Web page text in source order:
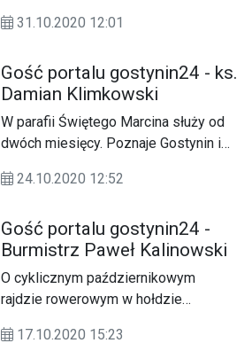
Operacja to jedyny ratunek przed
mogą&nbsp;jej odebrać nie tylko
sprawność ale i życie. Rozmawiamy z
mamą chorej dziewczynki Żanetą
Szymczak, jednocześnie prosząc o
wsparcie finansowe na stronie
internetowej siepomaga. Podajemy
tradycyjnego: 89 2490 0005 0000
4530 6240 7892. Każda złotówka mile
31.10.2020 12:01
Gość portalu gostynin24 - ks.
Damian Klimkowski
W parafii Świętego Marcina służy od
dwóch miesięcy. Poznaje Gostynin i
Damianem Klimkowskim rozmawia
24.10.2020 12:52
Gość portalu gostynin24 -
Burmistrz Paweł Kalinowski
O cyklicznym październikowym
rajdzie rowerowym w hołdzie
Popiełuszce i o sytuacji
17.10.2020 15:23